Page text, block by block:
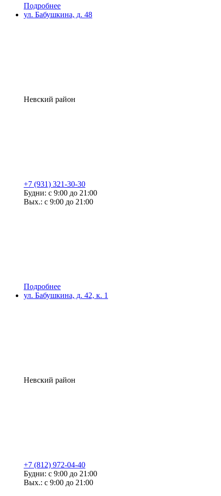
Подробнее
ул. Бабушкина, д. 48
Невский район
+7 (931) 321-30-30
Будни: с 9:00 до 21:00
Вых.: с 9:00 до 21:00
Подробнее
ул. Бабушкина, д. 42, к. 1
Невский район
+7 (812) 972-04-40
Будни: с 9:00 до 21:00
Вых.: с 9:00 до 21:00